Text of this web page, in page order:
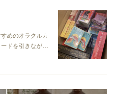
めのオラクルカ
ドを引きなが…